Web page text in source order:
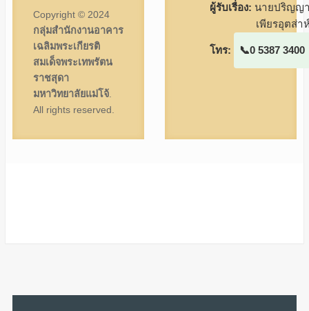
Copyright © 2024
กลุ่มสำนักงานอาคาร
เฉลิมพระเกียรติ
สมเด็จพระเทพรัตน
ราชสุดา
มหาวิทยาลัยแม่โจ้.
All rights reserved.
ผู้รับเรื่อง: นายปริญญ
เพียรอุตส่า
โทร: 0 5387 3400